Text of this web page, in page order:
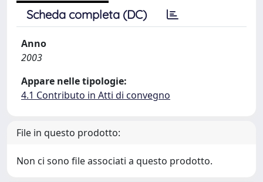
Scheda completa (DC)
Anno
2003
Appare nelle tipologie:
4.1 Contributo in Atti di convegno
File in questo prodotto:
Non ci sono file associati a questo prodotto.